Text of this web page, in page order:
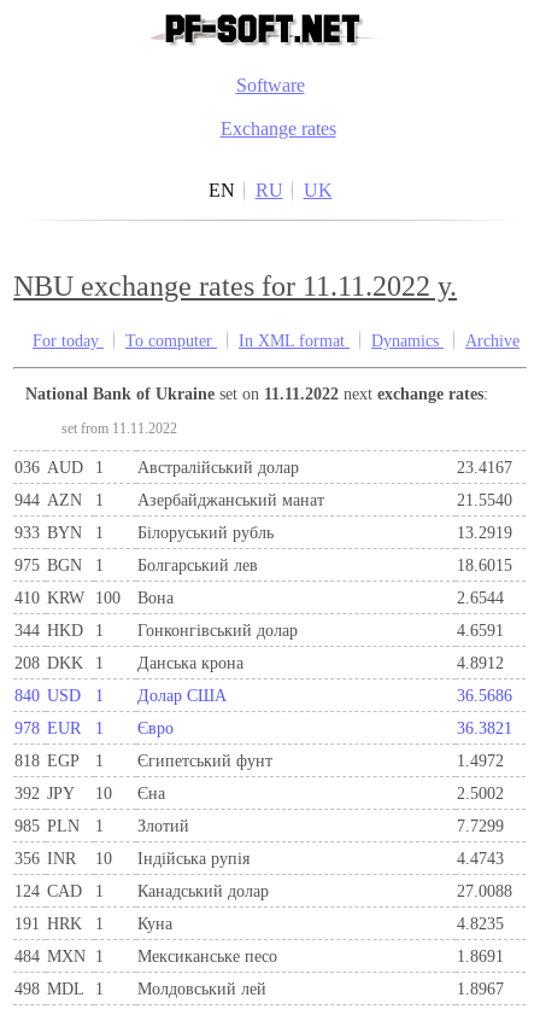
Software
Exchange rates
EN RU UK
NBU exchange rates for 11.11.2022 y.
For today To computer In XML format Dynamics Archive
National Bank of Ukraine set on 11.11.2022 nextexchange rates:
set from 11.11.2022
036 AUD 1 Австралійський долар
23.4167
944 AZN 1 Азербайджанський манат
21.5540
933 BYN 1 Бiлоруський рубль
13.2919
975 BGN 1 Болгарський лев
18.6015
410 KRW 100 Вона
2.6544
344 HKD 1 Гонконгівський долар
4.6591
208 DKK 1 Данська крона
4.8912
840 USD 1 Долар США
36.5686
978 EUR 1 Євро
36.3821
818 EGP 1 Єгипетський фунт
1.4972
392 JPY 10 Єна
2.5002
985 PLN 1 Злотий
7.7299
356 INR 10 Індійська рупія
4.4743
124 CAD 1 Канадський долар
27.0088
191 HRK 1 Куна
4.8235
484 MXN 1 Мексиканське песо
1.8691
498 MDL 1 Молдовський лей
1.8967